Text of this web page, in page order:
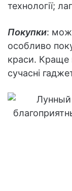
технології;
Покупки:
особливо
краси. Краще
сучасні